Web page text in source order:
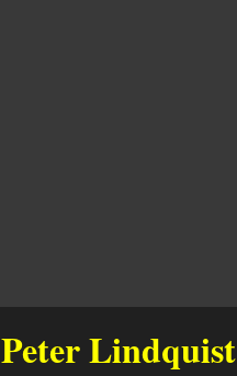
Peter Lindquist